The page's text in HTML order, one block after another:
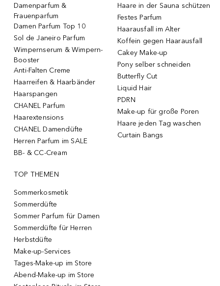
Damenparfum &
Frauenparfum
Damen Parfum Top 10
Sol de Janeiro Parfum
Wimpernserum & Wimpern-
Booster
Anti-Falten Creme
Haarreifen & Haarbänder
Haarspangen
CHANEL Parfum
Haarextensions
CHANEL Damendüfte
Herren Parfum im SALE
BB- & CC-Cream
Haare in der Sauna schützen
Festes Parfum
Haarausfall im Alter
Koffein gegen Haarausfall
Cakey Make-up
Pony selber schneiden
Butterfly Cut
Liquid Hair
PDRN
Make-up für große Poren
Haare jeden Tag waschen
Curtain Bangs
TOP THEMEN
Sommerkosmetik
Sommerdüfte
Sommer Parfum für Damen
Sommerdüfte für Herren
Herbstdüfte
Make-up-Services
Tages-Make-up im Store
Abend-Make-up im Store